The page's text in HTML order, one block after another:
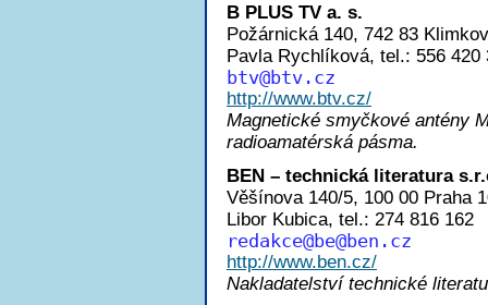
B PLUS TV a. s.
Požárnická 140, 742 83
Pavla Rychlíková, tel.: 556 420
btv@btv.cz
http://www.btv.cz/
Magnetické smyčkové antény
radioamatérská pásma.
BEN – technická literatura
Věšínova 140/5, 100 00 Praha
Libor Kubica, tel.: 274 816 162
redakce@be@ben.cz
http://www.ben.cz/
Nakladatelství technické